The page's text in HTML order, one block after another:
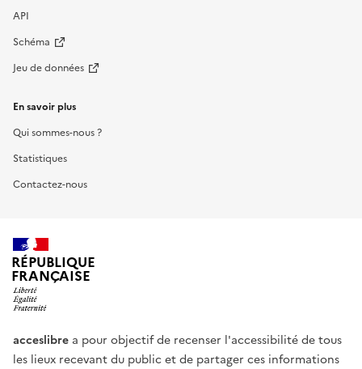
API
Schéma
Jeu de données
En savoir plus
Qui sommes-nous ?
Statistiques
Contactez-nous
RÉPUBLIQUE
FRANÇAISE
acceslibre a pour objectif de recenser l'accessibilité de tous
les lieux recevant du public et de partager ces informations